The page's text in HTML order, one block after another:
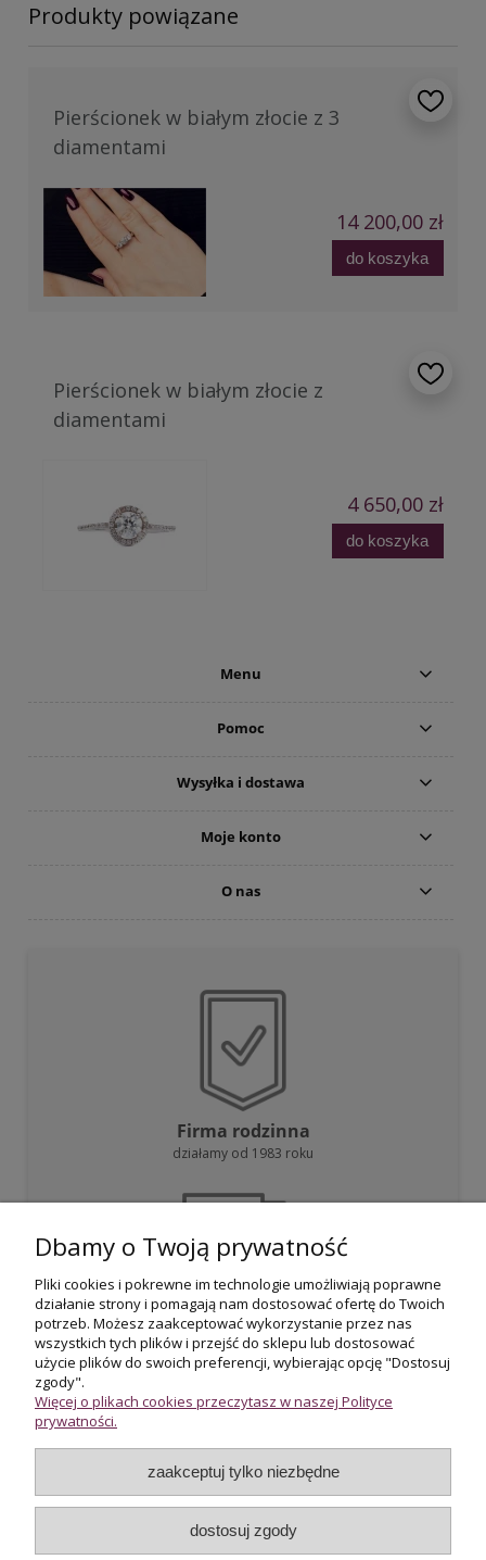
Produkty powiązane
Pierścionek w białym złocie z 3
diamentami
14 200,00 zł
do koszyka
Pierścionek w białym złocie z
diamentami
4 650,00 zł
do koszyka
Menu
Pomoc
Wysyłka i dostawa
Moje konto
O nas
Firma rodzinna
działamy od 1983 roku
Darmowa dostawa
przy zakupie powyżej 800 zł
Certyfikowani rzeczoznawcy
wycena i potwierdzenie jakości biżuterii
Dbamy o Twoją prywatność
Pliki cookies i pokrewne im technologie umożliwiają poprawne
działanie strony i pomagają nam dostosować ofertę do Twoich
potrzeb. Możesz zaakceptować wykorzystanie przez nas
wszystkich tych plików i przejść do sklepu lub dostosować
użycie plików do swoich preferencji, wybierając opcję "Dostosuj
zgody".
Więcej o plikach cookies przeczytasz w naszej Polityce
prywatności.
zaakceptuj tylko niezbędne
dostosuj zgody